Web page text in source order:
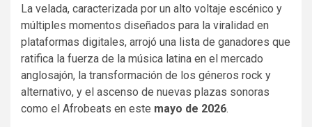
La velada, caracterizada por un alto voltaje escénico y
múltiples momentos diseñados para la viralidad en
plataformas digitales, arrojó una lista de ganadores que
ratifica la fuerza de la música latina en el mercado
anglosajón, la transformación de los géneros rock y
alternativo, y el ascenso de nuevas plazas sonoras
como el Afrobeats en este mayo de 2026.